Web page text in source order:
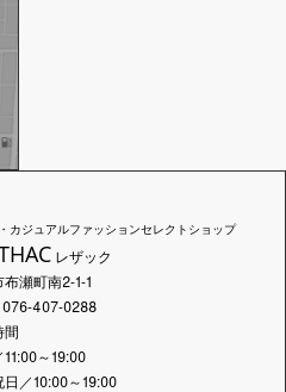
カジュアルファッションセレクトショップ
レザック
瀬町南2-1-1
076-407-0288
間
～19:00
日／10:00～19:00